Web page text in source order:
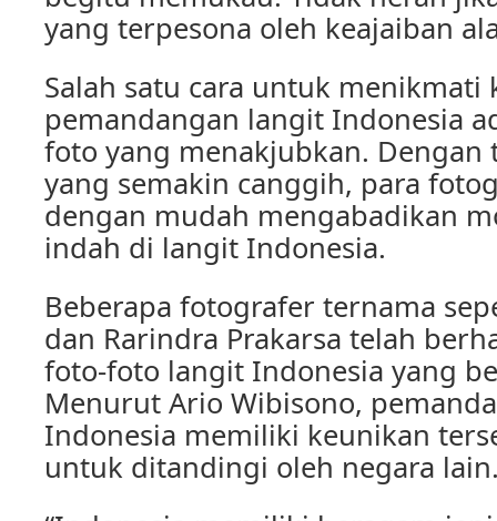
yang terpesona oleh keajaiban
Salah satu cara untuk menikmati
pemandangan langit Indonesia
foto yang menakjubkan. Dengan
yang semakin canggih, para
dengan mudah mengabadikan
indah di langit Indonesia.
Beberapa fotografer ternama
dan Rarindra Prakarsa telah
foto-foto langit Indonesia yang
Menurut Ario Wibisono,
Indonesia memiliki keunikan
untuk ditandingi oleh negara